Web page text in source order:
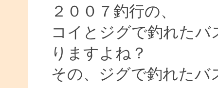
２００７釣行の、
コイとジグで釣れたバ
りますよね？
その、ジグで釣れたバ